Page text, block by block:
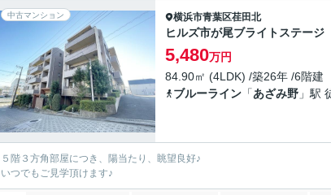
中古マンション 横浜市青葉区荏田北
ヒルズ市が尾ブライトステージ
5,480万円
84.90㎡ (4LDK) /築26年 /6階建
ブルーライン 「あざみ野 」駅
５階３方角部屋につき、陽当たり、眺望良好♪
いつでもご見学頂けます♪